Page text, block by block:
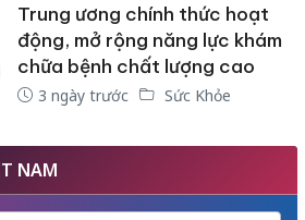
Trung ương chính thức hoạt
động, mở rộng năng lực khám
chữa bệnh chất lượng cao
3 ngày trước Sức Khỏe
NAM